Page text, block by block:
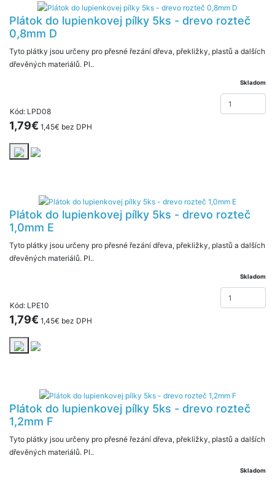
Plátok do lupienkovej pílky 5ks - drevo rozteč
0,8mm D
Tyto plátky jsou určeny pro přesné řezání dřeva, překližky, plastů a dalších
dřevěných materiálů. Pl..
Kód: LPD08
Skladom
1,79€ 1,45€ bez DPH
Plátok do lupienkovej pílky 5ks - drevo rozteč
1,0mm E
Tyto plátky jsou určeny pro přesné řezání dřeva, překližky, plastů a dalších
dřevěných materiálů. Pl..
Kód: LPE10
Skladom
1,79€ 1,45€ bez DPH
Plátok do lupienkovej pílky 5ks - drevo rozteč
1,2mm F
Tyto plátky jsou určeny pro přesné řezání dřeva, překližky, plastů a dalších
dřevěných materiálů. Pl..
Skladom